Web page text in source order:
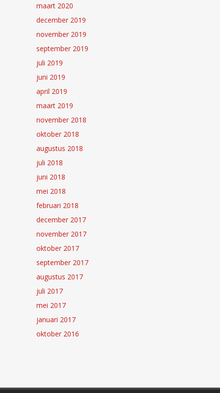
maart 2020
december 2019
november 2019
september 2019
juli 2019
juni 2019
april 2019
maart 2019
november 2018
oktober 2018
augustus 2018
juli 2018
juni 2018
mei 2018
februari 2018
december 2017
november 2017
oktober 2017
september 2017
augustus 2017
juli 2017
mei 2017
januari 2017
oktober 2016